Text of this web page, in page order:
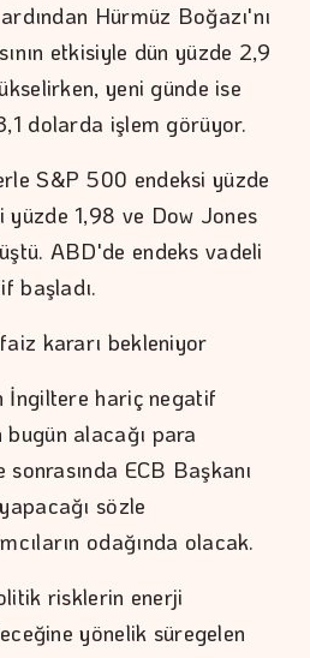
Hürmüz Boğazı'nı
etkisiyle dün yüzde 2,9
yeni günde ise
dolarda işlem görüyor.
S&P 500 endeksi yüzde
yüzde 1,98 ve Dow Jones
ABD'de endeks vadeli
başladı.
kararı bekleniyor
İngiltere hariç negatif
alacağı para
ECB Başkanı
sözle
odağında olacak.
risklerin enerji
yönelik süregelen